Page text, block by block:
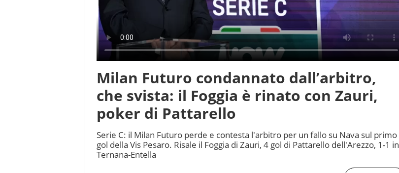
Milan Futuro condannato dall’arbitro,
che svista: il Foggia è rinato con Zauri,
poker di Pattarello
Serie C: il Milan Futuro perde e contesta l'arbitro per un fallo su Nava sul primo
gol della Vis Pesaro. Risale il Foggia di Zauri, 4 gol di Pattarello dell'Arezzo, 1-1 in
Ternana-Entella